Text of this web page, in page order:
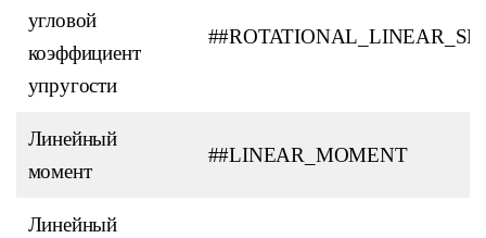
угловой
коэффициент
упругости
Линейный
момент
##LINEAR_MOMENT
Линейный